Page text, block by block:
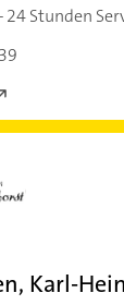
24 Stunden
Karl-